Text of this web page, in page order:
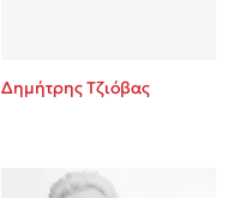
Δημήτρης Τζιόβας